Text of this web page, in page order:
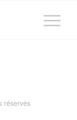
réservés